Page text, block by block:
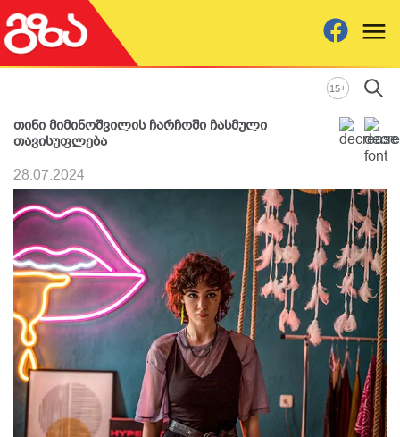
15+
თინი მიმინოშვილის ჩარჩოში ჩასმული
თავისუფლება
28.07.2024